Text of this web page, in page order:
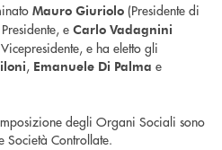
Mauro Giuriolo (Presidente di
e Carlo Vadagnini
e ha eletto gli
, Emanuele Di Palma e
degli Organi Sociali sono
Società Controllate.